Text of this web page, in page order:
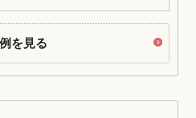
を見る